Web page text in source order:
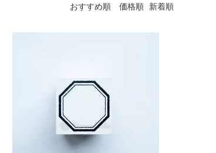
おすすめ順 価格順 新着順